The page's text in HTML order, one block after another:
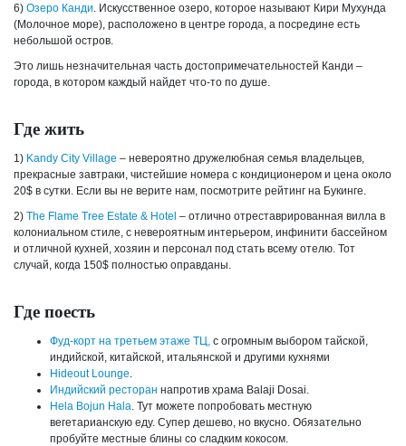
6) Озеро Канди . Искусственное озеро, которое называют Кири Мухунда
(Молочное море), расположено в центре города, а посредине есть
небольшой остров.
Это лишь незначительная часть достопримечательностей Канди –
города, в котором каждый найдет что-то по душе.
Где жить
1) Kandy City Village – невероятно дружелюбная семья владельцев,
прекрасные завтраки, чистейшие номера с кондиционером и цена около
20$ в сутки. Если вы не верите нам, посмотрите рейтинг на Букинге.
2) The Flame Tree Estate & Hotel – отлично отреставрированная вилла в
колониальном стиле, с невероятным интерьером, инфинити бассейном
и отличной кухней, хозяин и персонал под стать всему отелю. Тот
случай, когда 150$ полностью оправданы.
Где поесть
Фуд-корт на третьем этаже ТЦ, с огромным выбором тайской,
индийской, китайской, итальянской и другими кухнями
Hideout Lounge
Индийский ресторан напротив храма Balaji Dosai.
Hela Bojun Hala . Тут можете попробовать местную
вегетарианскую еду. Супер дешево, но вкусно. Обязательно
пробуйте местные блины со сладким кокосом.